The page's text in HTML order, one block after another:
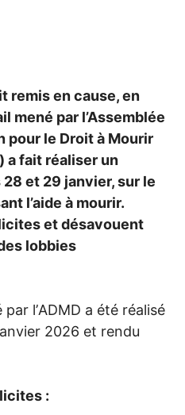
remis en cause, en
mené par l’Assemblée
pour le Droit à Mourir
) a fait réaliser un
28 et 29 janvier, sur le
l’aide à mourir.
et désavouent
lobbies
l’ADMD a été réalisé
2026 et rendu
: